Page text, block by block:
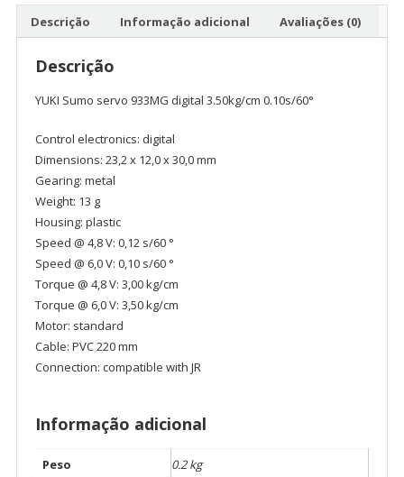
digital
3.50kg/cm
0.10s/60°
Descrição Informação adicional Avaliações (0)
Descrição
YUKI Sumo servo 933MG digital 3.50kg/cm 0.10s/60°
Control electronics: digital
Dimensions: 23,2 x 12,0 x 30,0 mm
Gearing: metal
Weight: 13 g
Housing: plastic
Speed @ 4,8 V: 0,12 s/60 °
Speed @ 6,0 V: 0,10 s/60 °
Torque @ 4,8 V: 3,00 kg/cm
Torque @ 6,0 V: 3,50 kg/cm
Motor: standard
Cable: PVC 220 mm
Connection: compatible with JR
Informação adicional
Peso
0.2 kg